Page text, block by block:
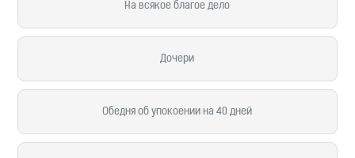
На всякое благое дело
Дочери
Обедня об упокоении на 40 дней